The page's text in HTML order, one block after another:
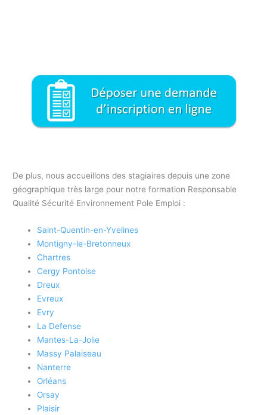
De plus, nous accueillons des stagiaires depuis une zone
géographique très large pour notre formation Responsable
Qualité Sécurité Environnement Pole Emploi :
Saint-Quentin-en-Yvelines
Montigny-le-Bretonneux
Chartres
Cergy Pontoise
Dreux
Evreux
Evry
La Defense
Mantes-La-Jolie
Massy Palaiseau
Nanterre
Orléans
Orsay
Plaisir